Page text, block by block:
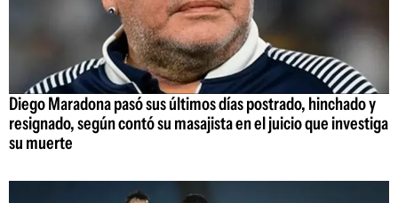
Diego Maradona pasó sus últimos días postrado, hinchado y
resignado, según contó su masajista en el juicio que investiga
su muerte